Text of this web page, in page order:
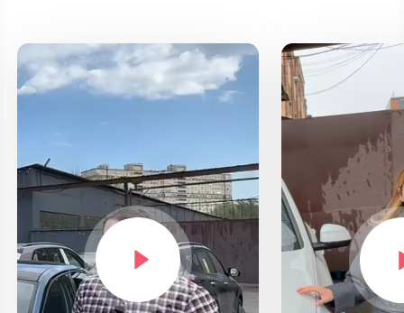
Выберите свой город
Москва
Санкт-
Новосибирск